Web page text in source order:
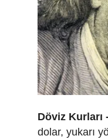
Döviz Kurları
dolar, yukarı